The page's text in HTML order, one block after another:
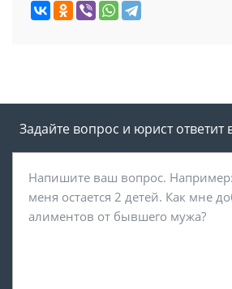
Задайте вопрос и юрист ответит